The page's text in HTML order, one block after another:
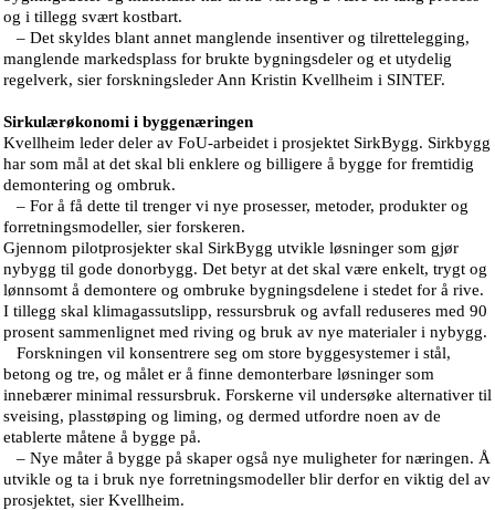
og i tillegg svært kostbart.
– Det skyldes blant annet manglende insentiver og tilrettelegging,
manglende markedsplass for brukte bygningsdeler og et utydelig
regelverk, sier forskningsleder Ann Kristin Kvellheim i SINTEF.
Sirkulærøkonomi i byggenæringen
Kvellheim leder deler av FoU-arbeidet i prosjektet SirkBygg. Sirkbygg
har som mål at det skal bli enklere og billigere å bygge for fremtidig
demontering og ombruk.
– For å få dette til trenger vi nye prosesser, metoder, produkter og
forretningsmodeller, sier forskeren.
Gjennom pilotprosjekter skal SirkBygg utvikle løsninger som gjør
nybygg til gode donorbygg. Det betyr at det skal være enkelt, trygt og
lønnsomt å demontere og ombruke bygningsdelene i stedet for å rive.
I tillegg skal klimagassutslipp, ressursbruk og avfall reduseres med 90
prosent sammenlignet med riving og bruk av nye materialer i nybygg.
Forskningen vil konsentrere seg om store byggesystemer i stål,
betong og tre, og målet er å finne demonterbare løsninger som
innebærer minimal ressursbruk. Forskerne vil undersøke alternativer til
sveising, plasstøping og liming, og dermed utfordre noen av de
etablerte måtene å bygge på.
– Nye måter å bygge på skaper også nye muligheter for næringen. Å
utvikle og ta i bruk nye forretningsmodeller blir derfor en viktig del av
prosjektet, sier Kvellheim.